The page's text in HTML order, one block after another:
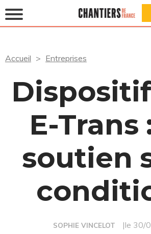
Accueil Entreprises
Dispositif
E-Trans
soutien
SOPHIE VINCELOT |le 30/